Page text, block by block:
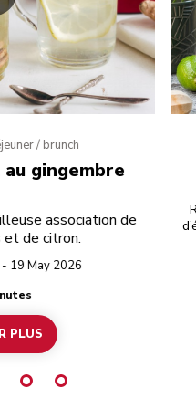
/ brunch
gingembre
association de
et de citron.
- 19 May 2026
PLUS